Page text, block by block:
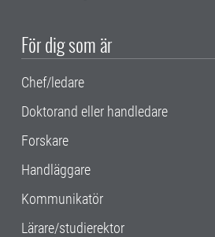
För dig som är
Chef/ledare
Doktorand eller handledare
Forskare
Handläggare
Kommunikatör
Lärare/studierektor